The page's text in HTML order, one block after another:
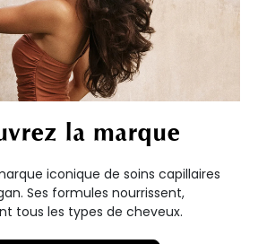
la marque
iconique de soins capillaires
Ses formules nourrissent,
tous les types de cheveux.